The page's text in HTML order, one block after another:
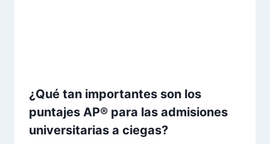
¿Qué tan importantes son los
puntajes AP® para las admisiones
universitarias a ciegas?